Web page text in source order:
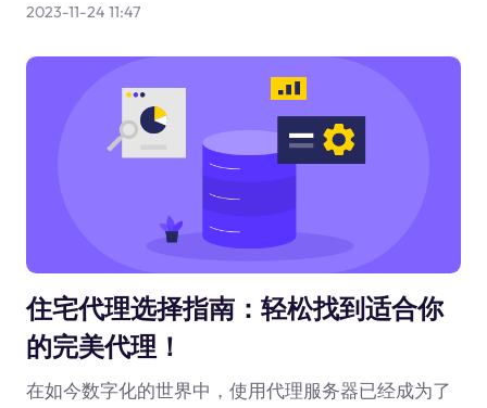
2023-11-24 11:47
住宅代理选择指南：轻松找到适合你
的完美代理！
在如今数字化的世界中，使用代理服务器已经成为了